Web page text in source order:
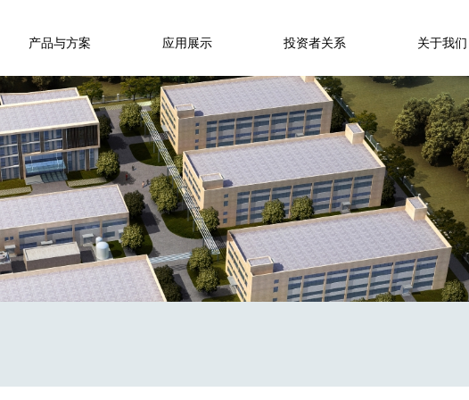
产品与方案
料 量子点光致发光 量子点电致发光
应用展示
小米 华为 OPPO 绘王 合作伙伴
投资者关系
K线图 临时公告 定期公告
关于我们
闻资讯 发展历程 荣誉资质 企业宣传片